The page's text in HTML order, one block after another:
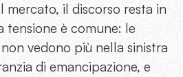
mercato, il discorso resta in
tensione è comune: le
vedono più nella sinistra
di emancipazione, e